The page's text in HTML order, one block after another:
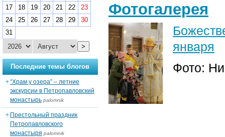
Фотогалерея
января
Фото:
17
18 19 20 21 22
23
24
25 26 27 28 29
30
31
>
Последние темы блогов
“Храм у озера” – летние
экскурсии в Петропавловский
монастырь palomnik
Престольный праздник
Петропавловского
монастыря palomnik